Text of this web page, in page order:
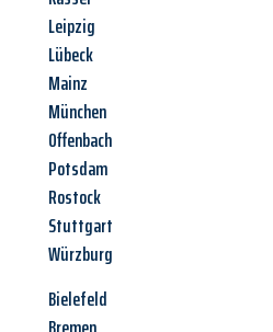
Leipzig
Lübeck
Mainz
München
Offenbach
Potsdam
Rostock
Stuttgart
Würzburg
Bielefeld